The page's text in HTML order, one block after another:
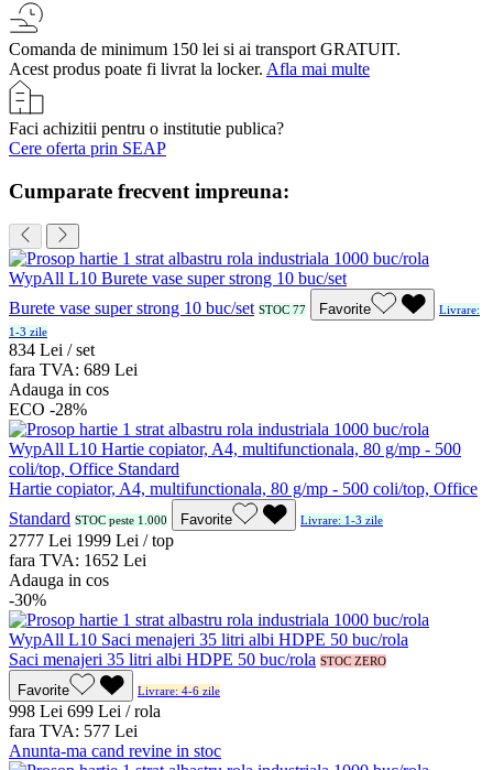
Comanda de minimum 150 lei si ai transport GRATUIT.
Acest produs poate fi livrat la locker. Afla mai multe
Faci achizitii pentru o institutie publica?
Cere oferta prin SEAP
Cumparate frecvent impreuna:
Burete vase super strong 10 buc/set STOC 77 Favorite
Livrare:
1-3 zile
834 Lei / set
fara TVA: 689 Lei
Adauga in cos
ECO -28%
Hartie copiator, A4, multifunctionala, 80 g/mp - 500 coli/top, Office
Standard STOC peste 1.000 Favorite Livrare: 1-3 zile
2777 Lei 1999 Lei / top
fara TVA: 1652 Lei
Adauga in cos
-30%
Saci menajeri 35 litri albi HDPE 50 buc/rola STOC ZERO
Favorite Livrare: 4-6 zile
998 Lei 699 Lei / rola
fara TVA: 577 Lei
Anunta-ma cand revine in stoc